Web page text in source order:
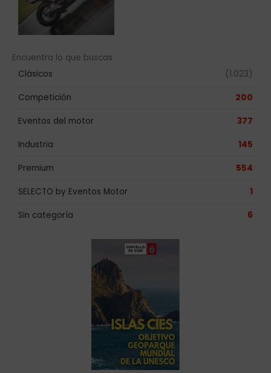
Encuentra lo que buscas
Clásicos
(1.023)
Competición 200
Eventos del motor 377
Industria 145
Premium 554
SELECTO by Eventos Motor 1
Sin categoría 6